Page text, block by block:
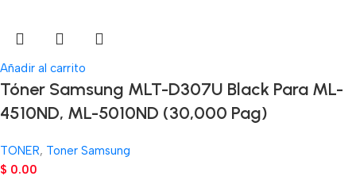
Añadir al carrito
Tóner Samsung MLT-D307U Black Para ML-
4510ND, ML-5010ND (30,000 Pag)
TONER, Toner Samsung
$ 0.00